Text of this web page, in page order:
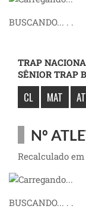
BUSCANDO... . .
TRAP
SÊNIOR TRAP B
CL MAT
Nº
Recalculado
BUSCANDO... . .